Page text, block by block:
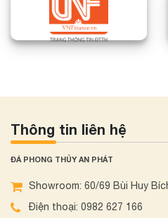
Thông tin liên hệ
ĐÁ PHONG THỦY AN PHÁT
Showroom: 60/69 Bùi Huy
Điện thoại: 0982 627 166